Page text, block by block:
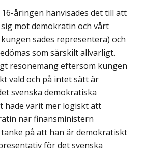
åringen hänvisades det till att
mot demokratin och vårt
sades representera) och
som särskilt allvarligt.
resonemang eftersom kungen
vald och på intet sätt är
svenska demokratiska
hade varit mer logiskt att
när finansministern
på att han är demokratiskt
för det svenska